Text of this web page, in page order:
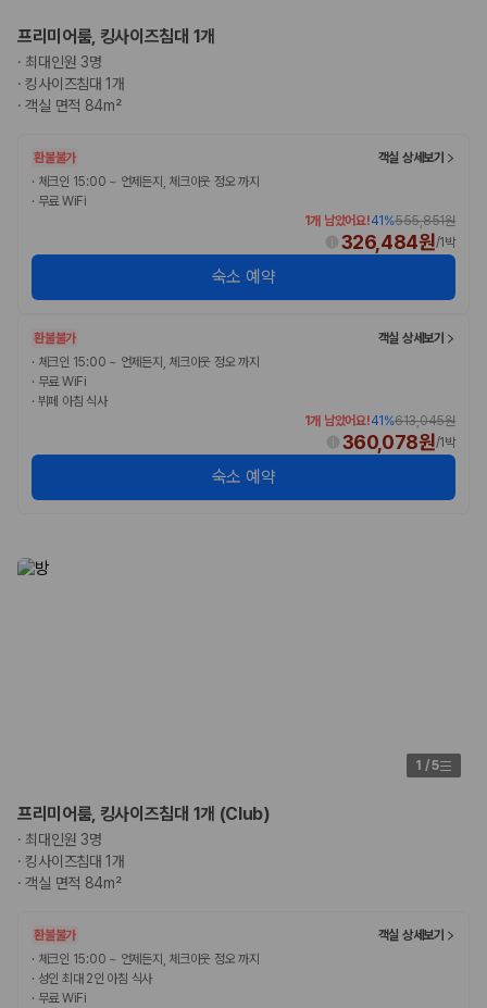
프리미어룸, 킹사이즈침대 1개
· 최대인원 3명
·킹사이즈침대 1개
·객실 면적 84m²
환불불가
객실 상세보기
· 체크인 15:00 ~ 언제든지, 체크아웃 정오 까지
· 무료 WiFi
1개 남았어요!41 %555,851원
326,484원/1박
숙소 예약
환불불가
객실 상세보기
· 체크인 15:00 ~ 언제든지, 체크아웃 정오 까지
· 무료 WiFi
· 뷔페 아침 식사
1개 남았어요!41 %613,045원
360,078원/1박
숙소 예약
1 /5
프리미어룸, 킹사이즈침대 1개 (Club)
· 최대인원 3명
·킹사이즈침대 1개
·객실 면적 84m²
환불불가
객실 상세보기
· 체크인 15:00 ~ 언제든지, 체크아웃 정오 까지
· 성인 최대 2인 아침 식사
· 무료 WiFi